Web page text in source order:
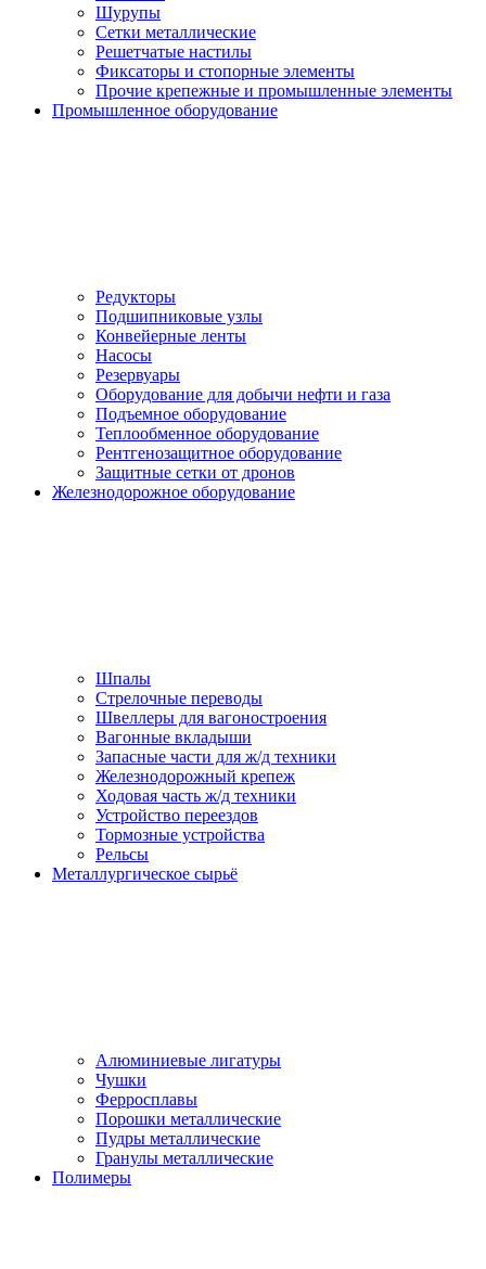
Шурупы
Сетки металлические
Решетчатые настилы
Фиксаторы и стопорные элементы
Прочие крепежные и промышленные элементы
Промышленное оборудование
Редукторы
Подшипниковые узлы
Конвейерные ленты
Насосы
Резервуары
Оборудование для добычи нефти и газа
Подъемное оборудование
Теплообменное оборудование
Рентгенозащитное оборудование
Защитные сетки от дронов
Железнодорожное оборудование
Шпалы
Стрелочные переводы
Швеллеры для вагоностроения
Вагонные вкладыши
Запасные части для ж/д техники
Железнодорожный крепеж
Ходовая часть ж/д техники
Устройство переездов
Тормозные устройства
Рельсы
Металлургическое сырьё
Алюминиевые лигатуры
Чушки
Ферросплавы
Порошки металлические
Пудры металлические
Гранулы металлические
Полимеры